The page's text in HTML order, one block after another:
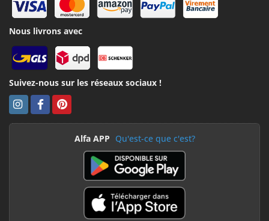
Nous livrons avec
Suivez-nous sur les réseaux sociaux !
Alfa APP Qu'est-ce que c'est?